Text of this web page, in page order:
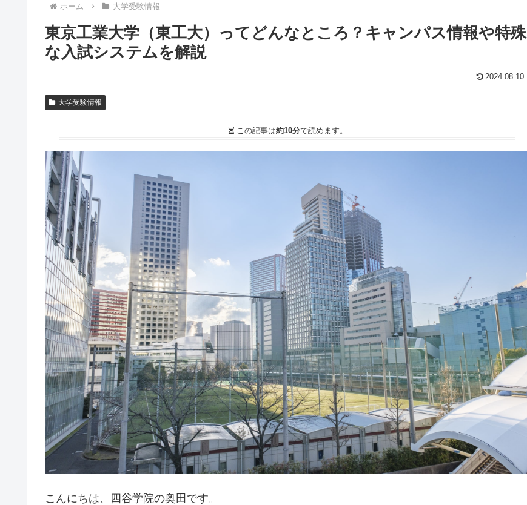
ホーム 大学受験情報
東京工業大学（東工大）ってどんなところ？キャンパス情報や特殊
な入試システムを解説
2024.08.10
大学受験情報
この記事は約10分で読めます。
こんにちは、四谷学院の奥田です。